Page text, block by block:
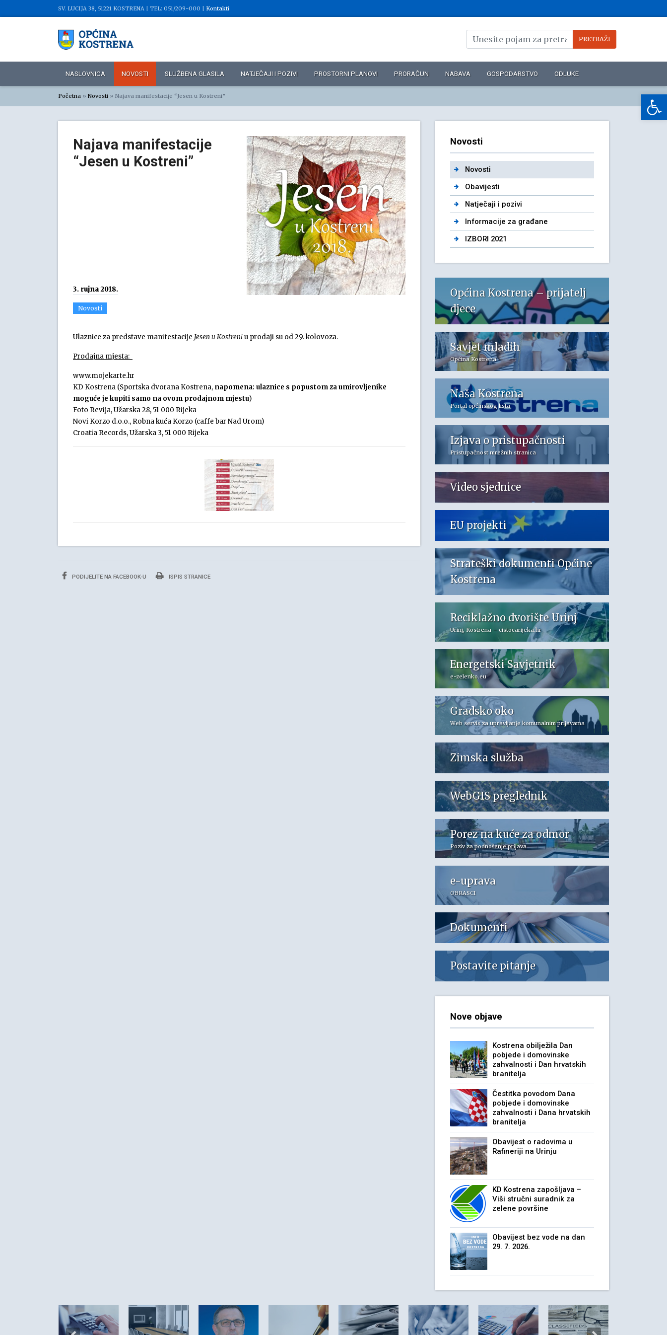
SV. LUCIJA 38, 51221 KOSTRENA | TEL: 051/209-000 | Kontakti
NASLOVNICA NOVOSTI SLUŽBENA GLASILA NATJEČAJI I POZIVI PROSTORNI PLANOVI PRORAČUN NABAVA GOSPODARSTVO ODLUKE
Početna » Novosti » Najava manifestacije “Jesen u Kostreni”
Najava manifestacije
“Jesen u Kostreni”
3. rujna 2018.
Novosti
Ulaznice za predstave manifestacije Jesen u Kostreniu prodaji su od 29. kolovoza.
Prodajna mjesta:
www.mojekarte.hr
KD Kostrena (Sportska dvorana Kostrena, napomena: ulaznice s popustom za umirovljenike
moguće je kupiti samo na ovom prodajnom mjestu)
Foto Revija, Užarska 28, 51 000 Rijeka
Novi Korzo d.o.o., Robna kuća Korzo (caffe bar Nad Urom)
Croatia Records, Užarska 3, 51 000 Rijeka
PODIJELITE NA FACEBOOK-U ISPIS STRANICE
Novosti
Novosti
Obavijesti
Natječaji i pozivi
Informacije za građane
IZBORI 2021
Općina Kostrena – prijatelj
djece
Savjet mladih
Općina Kostrena
Naša Kostrena
Portal općinskog lista
Izjava o pristupačnosti
Pristupačnost mrežnih stranica
Video sjednice
EU projekti
Strateški dokumenti Općine
Kostrena
Reciklažno dvorište Urinj
Urinj, Kostrena – cistocarijeka.hr
Energetski Savjetnik
e-zelenko.eu
Gradsko oko
Web servis za upravljanje komunalnim prijavama
Zimska služba
WebGIS preglednik
Porez na kuće za odmor
Poziv za podnošenje prijava
e-uprava
OBRASCI
Dokumenti
Postavite pitanje
Nove objave
Kostrena obilježila Dan
pobjede i domovinske
zahvalnosti i Dan hrvatskih
branitelja
Čestitka povodom Dana
pobjede i domovinske
zahvalnosti i Dana hrvatskih
branitelja
Obavijest o radovima u
Rafineriji na Urinju
KD Kostrena zapošljava –
Viši stručni suradnik za
zelene površine
Obavijest bez vode na dan
29. 7. 2026.